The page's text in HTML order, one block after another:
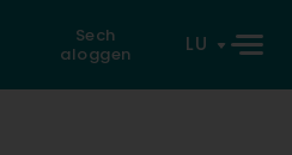
Sech
aloggen
LU